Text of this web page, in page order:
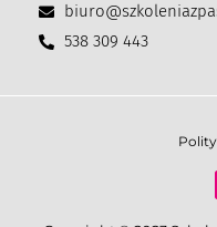
538 309 443